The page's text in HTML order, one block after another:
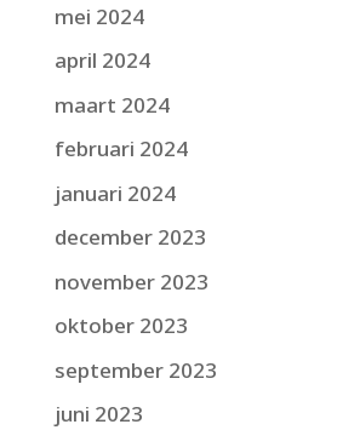
mei 2024
april 2024
maart 2024
februari 2024
januari 2024
december 2023
november 2023
oktober 2023
september 2023
juni 2023